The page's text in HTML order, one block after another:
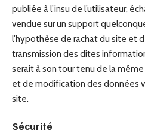
publiée à l’insu de l’utilisateur,
vendue sur un support
l’hypothèse de rachat du site et
transmission des dites
serait à son tour tenu de la
et de modification des données
site.
Sécurité